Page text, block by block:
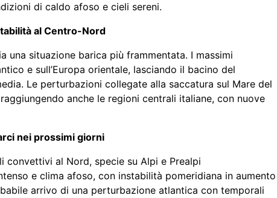
di caldo afoso e cieli sereni.
al Centro-Nord
una situazione barica più frammentata. I massimi
e sull’Europa orientale, lasciando il bacino del
Le perturbazioni collegate alla saccatura sul Mare del
anche le regioni centrali italiane, con nuove
nei prossimi giorni
convettivi al Nord, specie su Alpi e Prealpi
e clima afoso, con instabilità pomeridiana in aumento
arrivo di una perturbazione atlantica con temporali